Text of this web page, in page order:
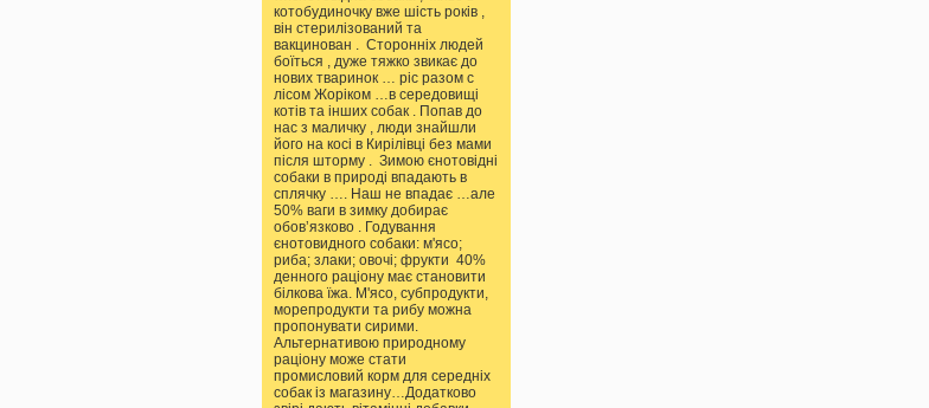
котобудиночку вже шість років ,
він стерилізований та
вакцинован . Сторонніх людей
боїться , дуже тяжко звикає до
нових тваринок … ріс разом с
лісом Жоріком …в середовищі
котів та інших собак . Попав до
нас з маличку , люди знайшли
його на косі в Кирілівці без мами
після шторму . Зимою єнотовідні
собаки в природі впадають в
сплячку …. Наш не впадає …але
50% ваги в зимку добирає
обовʼязково . Годування
єнотовидного собаки: м'ясо;
риба; злаки; овочі; фрукти 40%
денного раціону має становити
білкова їжа. М'ясо, субпродукти,
морепродукти та рибу можна
пропонувати сирими.
Альтернативою природному
раціону може стати
промисловий корм для середніх
собак із магазину…Додатково